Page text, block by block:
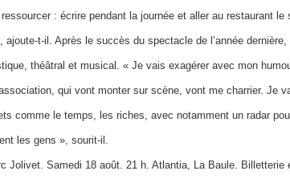
ressourcer : écrire pendant la journée et aller au restaurant
ajoute-t-il. Après le succès du spectacle de l’année
théâtral et musical. « Je vais exagérer avec mon
qui vont monter sur scène, vont me charrier. Je
comme le temps, les riches, avec notamment un radar
les gens », sourit-il.
Jolivet. Samedi 18 août. 21 h. Atlantia, La Baule. Billetterie